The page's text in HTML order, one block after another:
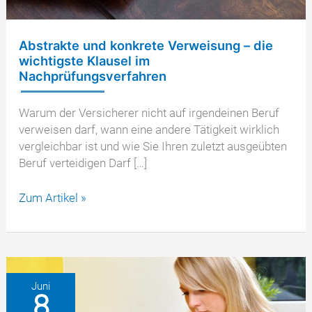
Abstrakte und konkrete Verweisung – die
wichtigste Klausel im
Nachprüfungsverfahren
Warum der Versicherer nicht auf irgendeinen Beruf
verweisen darf, wann eine andere Tätigkeit wirklich
vergleichbar ist und wie Sie Ihren zuletzt ausgeübten
Beruf verteidigen Darf […]
Abstrakte
konkrete
wichtigste
Zum Artikel »
Juni